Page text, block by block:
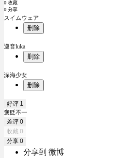
0 收藏
0 分享
スイムウェア
删除
巡音luka
删除
深海少女
删除
好评 1
褒贬不一
差评 0
收藏 0
分享 0
分享到 微博